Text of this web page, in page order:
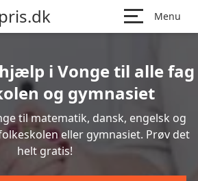
Menu
i Vonge til alle fag
og gymnasiet
til matematik, dansk, engelsk og
eller gymnasiet. Prøv det
helt gratis!